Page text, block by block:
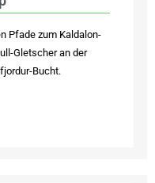
Pfade zum Kaldalon-
Gletscher an der
Bucht.